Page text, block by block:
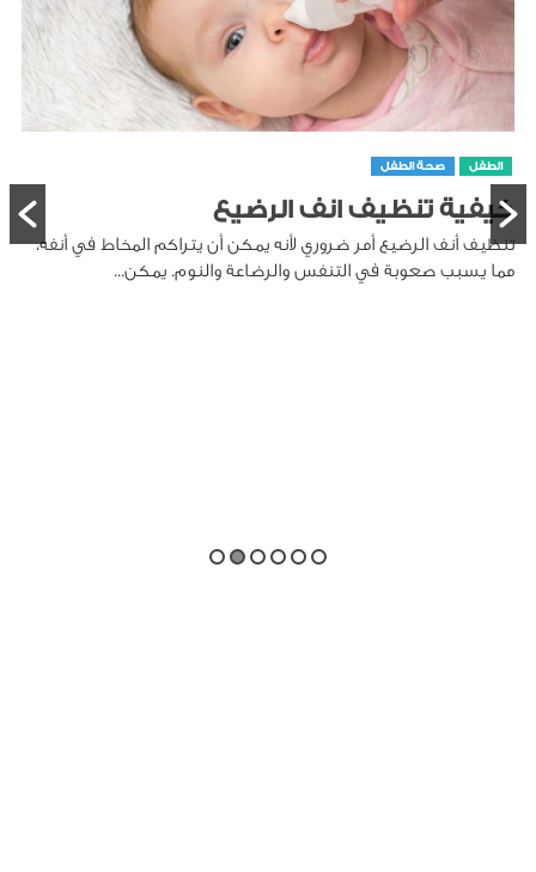
الطفل صحة الطفل
كيفية تنظيف انف الرضيع
تنظيف أنف الرضيع أمر ضروري لأنه يمكن أن يتراكم المخاط في أنفه،
مما يسبب صعوبة في التنفس والرضاعة والنوم. يمكن...